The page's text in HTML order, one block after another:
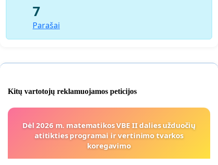
7
Parašai
Kitų vartotojų reklamuojamos peticijos
Dėl 2026 m. matematikos VBE II dalies užduočių
atitikties programai ir vertinimo tvarkos
koregavimo